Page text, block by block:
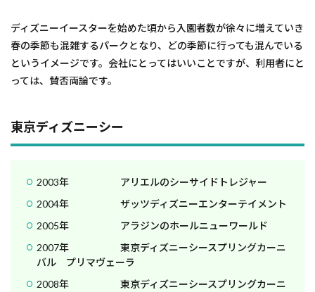
ディズニーイースターを始めた頃から入園者数が徐々に増えていき
春の季節も混雑するパークとなり、どの季節に行っても混んでいる
というイメージです。会社にとってはいいことですが、利用者にと
っては、賛否両論です。
東京ディズニーシー
2003年 アリエルのシーサイドトレジャー
2004年 ザッツディズニーエンターテイメント
2005年 アラジンのホールニューワールド
2007年 東京ディズニーシースプリングカーニ
バル プリマヴェーラ
2008年 東京ディズニーシースプリングカーニ